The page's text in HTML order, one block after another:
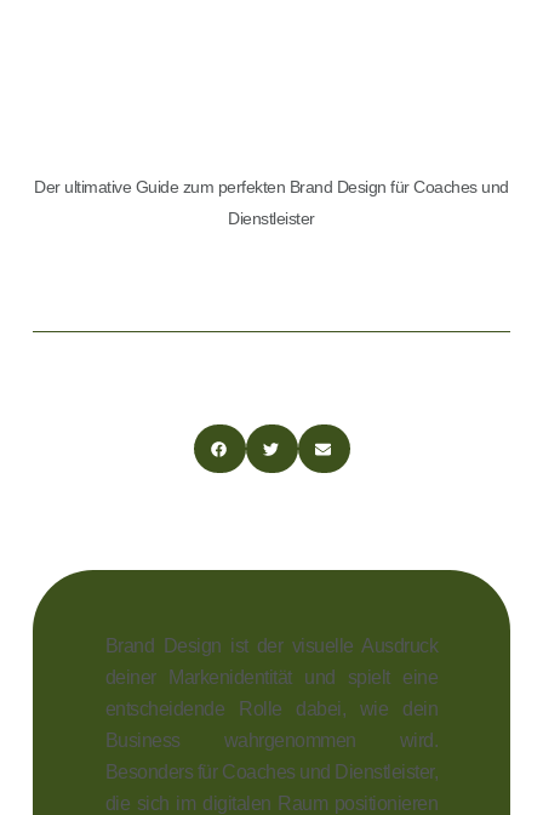
Der ultimative Guide zum perfekten Brand Design für Coaches und
Dienstleister
Brand Design ist der visuelle Ausdruck
deiner Markenidentität und spielt eine
entscheidende Rolle dabei, wie dein
Business wahrgenommen wird.
Besonders für Coaches und Dienstleister,
die sich im digitalen Raum positionieren